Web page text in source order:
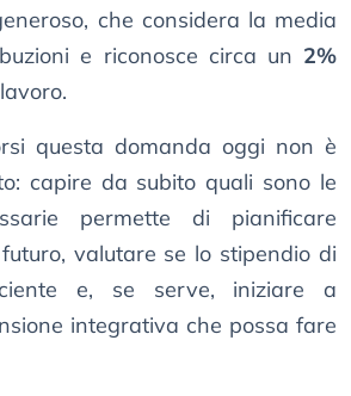
che considera la media
e riconosce circa un 2%
questa domanda oggi non è
capire da subito quali sono le
permette di pianificare
valutare se lo stipendio di
e, se serve, iniziare a
integrativa che possa fare